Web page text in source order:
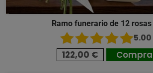
Ramo funerario de 12
5.00
122,00 €